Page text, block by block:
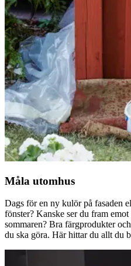
Måla utomhus
Dags för en ny kulör på fasaden
fönster? Kanske ser du fram
sommaren? Bra färgprodukter
du ska göra. Här hittar du allt du